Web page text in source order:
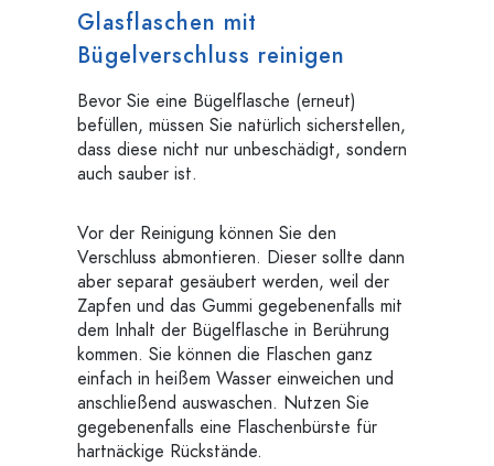
Glasflaschen mit
Bügelverschluss reinigen
Bevor Sie eine Bügelflasche (erneut)
befüllen, müssen Sie natürlich sicherstellen,
dass diese nicht nur unbeschädigt, sondern
auch sauber ist.
Vor der Reinigung können Sie den
Verschluss abmontieren. Dieser sollte dann
aber separat gesäubert werden, weil der
Zapfen und das Gummi gegebenenfalls mit
dem Inhalt der Bügelflasche in Berührung
kommen. Sie können die Flaschen ganz
einfach in heißem Wasser einweichen und
anschließend auswaschen. Nutzen Sie
gegebenenfalls eine Flaschenbürste für
hartnäckige Rückstände.